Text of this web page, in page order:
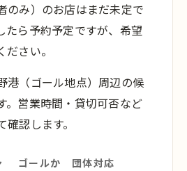
のみ）のお店はまだ未定で
たら予約予定ですが、希望
さい。
港（ゴール地点）周辺の候
。営業時間・貸切可否など
認します。
ゴールか
団体対応